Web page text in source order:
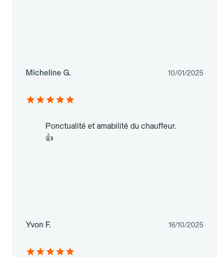
Micheline G. 10/01/2025
Ponctualité et amabilité du chauffeur.
👍
Yvon F. 16/10/2025